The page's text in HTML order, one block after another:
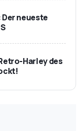
neueste
Harley des